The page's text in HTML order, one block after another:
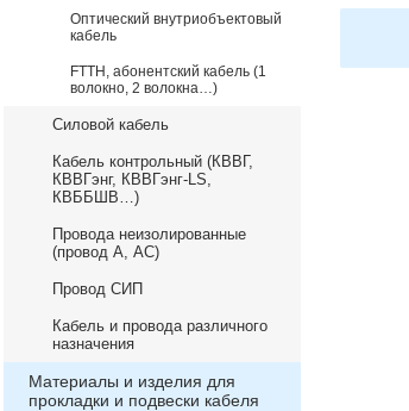
Оптический внутриобъектовый
кабель
FTTH, абонентский кабель (1
волокно, 2 волокна…)
Силовой кабель
Кабель контрольный (КВВГ,
КВВГэнг, КВВГэнг-LS,
КВББШВ…)
Провода неизолированные
(провод А, АС)
Провод СИП
Кабель и провода различного
назначения
Материалы и изделия для
прокладки и подвески кабеля